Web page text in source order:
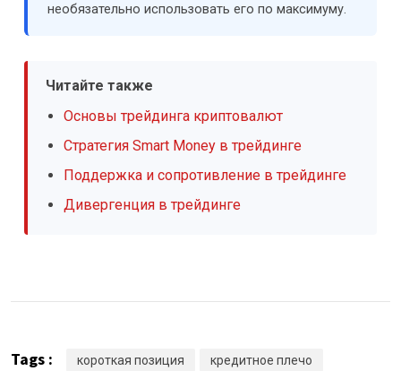
необязательно использовать его по максимуму.
Читайте также
Основы трейдинга криптовалют
Стратегия Smart Money в трейдинге
Поддержка и сопротивление в трейдинге
Дивергенция в трейдинге
Tags : короткая позиция
кредитное плечо